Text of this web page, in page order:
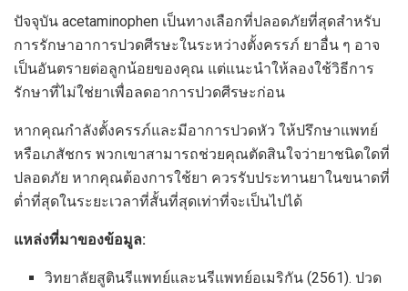
ปัจจุบัน acetaminophen เป็นทางเลือกที่ปลอดภัยที่สุดสำหรับ
การรักษาอาการปวดศีรษะในระหว่างตั้งครรภ์ ยาอื่น ๆ อาจ
เป็นอันตรายต่อลูกน้อยของคุณ แต่แนะนำให้ลองใช้วิธีการ
รักษาที่ไม่ใช่ยาเพื่อลดอาการปวดศีรษะก่อน
หากคุณกำลังตั้งครรภ์และมีอาการปวดหัว ให้ปรึกษาแพทย์
หรือเภสัชกร พวกเขาสามารถช่วยคุณตัดสินใจว่ายาชนิดใดที่
ปลอดภัย หากคุณต้องการใช้ยา ควรรับประทานยาในขนาดที่
ต่ำที่สุดในระยะเวลาที่สั้นที่สุดเท่าที่จะเป็นไปได้
แหล่งที่มาของข้อมูล:
วิทยาลัยสูตินรีแพทย์และนรีแพทย์อเมริกัน (2561). ปวด